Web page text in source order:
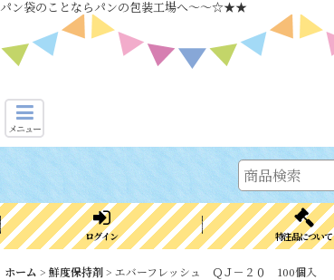
パン袋のことならパンの包装工場へ～～☆★★
メニュー
ログイン 特注品について
ホーム > 鮮度保持剤> エバーフレッシュ ＱＪ－２０ 100個入